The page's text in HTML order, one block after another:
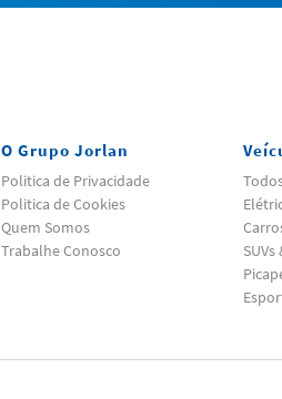
O Grupo Jorlan
Politica de Privacidade
Politica de Cookies
Quem Somos
Trabalhe Conosco